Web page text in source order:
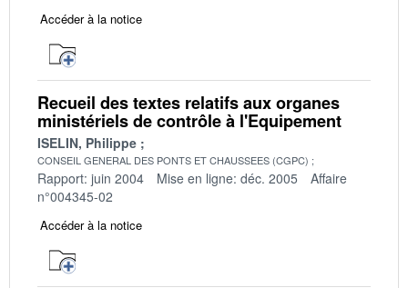
Accéder à la notice
Recueil des textes relatifs aux organes
ministériels de contrôle à l'Equipement
ISELIN, Philippe
CONSEIL GENERAL DES PONTS ET CHAUSSEES (CGPC)
Rapport: juin 2004 Mise en ligne: déc. 2005
Affaire
n°004345-02
Accéder à la notice